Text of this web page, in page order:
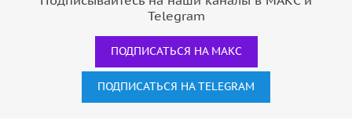
Telegram
ПОДПИСАТЬСЯ НА МАКС
ПОДПИСАТЬСЯ НА TELEGRAM